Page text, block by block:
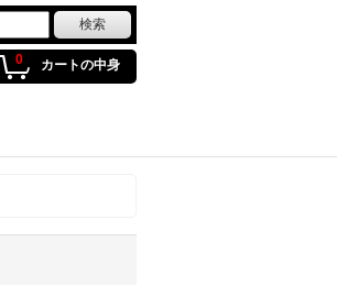
0 カートの中身